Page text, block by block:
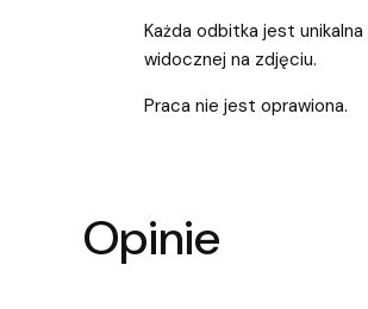
Każda odbitka jest
widocznej na zdjęciu.
Praca nie jest oprawiona.
Opinie